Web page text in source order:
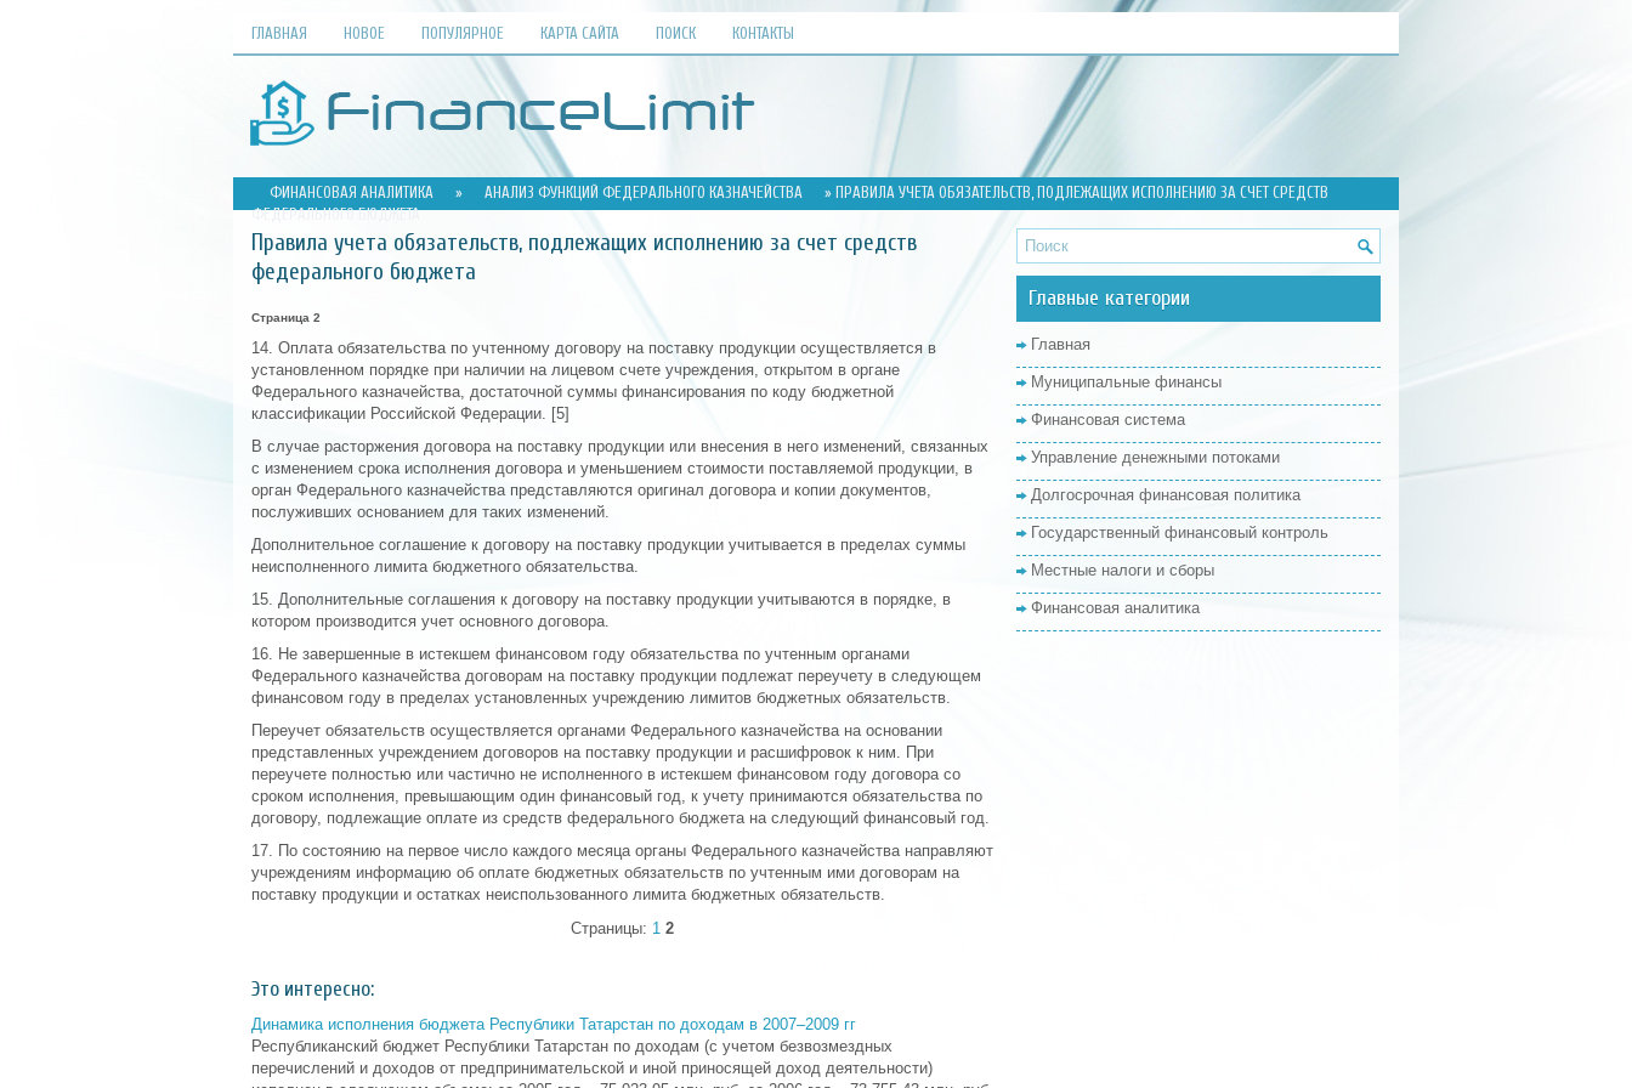
ГЛАВНАЯ НОВОЕ ПОПУЛЯРНОЕ КАРТА САЙТА ПОИСК КОНТАКТЫ
ФИНАНСОВАЯ АНАЛИТИКА » АНАЛИЗ ФУНКЦИЙ ФЕДЕРАЛЬНОГО КАЗНАЧЕЙСТВА
» ПРАВИЛА УЧЕТА ОБЯЗАТЕЛЬСТВ, ПОДЛЕЖАЩИХ ИСПОЛНЕНИЮ ЗА СЧЕТ СРЕДСТВ
ФЕДЕРАЛЬНОГО БЮДЖЕТА
Правила учета обязательств, подлежащих исполнению за счет средств
федерального бюджета
Страница 2
14. Оплата обязательства по учтенному договору на поставку продукции осуществляется в
установленном порядке при наличии на лицевом счете учреждения, открытом в органе
Федерального казначейства, достаточной суммы финансирования по коду бюджетной
классификации Российской Федерации. [5]
В случае расторжения договора на поставку продукции или внесения в него изменений, связанных
с изменением срока исполнения договора и уменьшением стоимости поставляемой продукции, в
орган Федерального казначейства представляются оригинал договора и копии документов,
послуживших основанием для таких изменений.
Дополнительное соглашение к договору на поставку продукции учитывается в пределах суммы
неисполненного лимита бюджетного обязательства.
15. Дополнительные соглашения к договору на поставку продукции учитываются в порядке, в
котором производится учет основного договора.
16. Не завершенные в истекшем финансовом году обязательства по учтенным органами
Федерального казначейства договорам на поставку продукции подлежат переучету в следующем
финансовом году в пределах установленных учреждению лимитов бюджетных обязательств.
Переучет обязательств осуществляется органами Федерального казначейства на основании
представленных учреждением договоров на поставку продукции и расшифровок к ним. При
переучете полностью или частично не исполненного в истекшем финансовом году договора со
сроком исполнения, превышающим один финансовый год, к учету принимаются обязательства по
договору, подлежащие оплате из средств федерального бюджета на следующий финансовый год.
17. По состоянию на первое число каждого месяца органы Федерального казначейства направляют
учреждениям информацию об оплате бюджетных обязательств по учтенным ими договорам на
поставку продукции и остатках неиспользованного лимита бюджетных обязательств.
Страницы: 1 2
Это интересно:
Динамика исполнения бюджета Республики Татарстан по доходам в 2007–2009 гг
Республиканский бюджет Республики Татарстан по доходам (с учетом безвозмездных
перечислений и доходов от предпринимательской и иной приносящей доход деятельности)
Главные категории
Главная
Муниципальные финансы
Финансовая система
Управление денежными потоками
Долгосрочная финансовая политика
Государственный финансовый контроль
Местные налоги и сборы
Финансовая аналитика